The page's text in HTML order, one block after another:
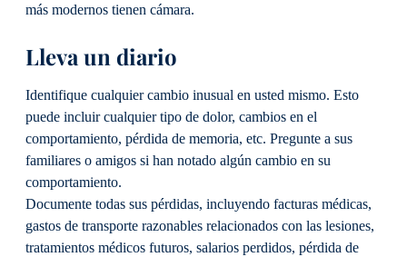
más modernos tienen cámara.
Lleva un diario
Identifique cualquier cambio inusual en usted mismo. Esto
puede incluir cualquier tipo de dolor, cambios en el
comportamiento, pérdida de memoria, etc. Pregunte a sus
familiares o amigos si han notado algún cambio en su
comportamiento.
Documente todas sus pérdidas, incluyendo facturas médicas,
gastos de transporte razonables relacionados con las lesiones,
tratamientos médicos futuros, salarios perdidos, pérdida de